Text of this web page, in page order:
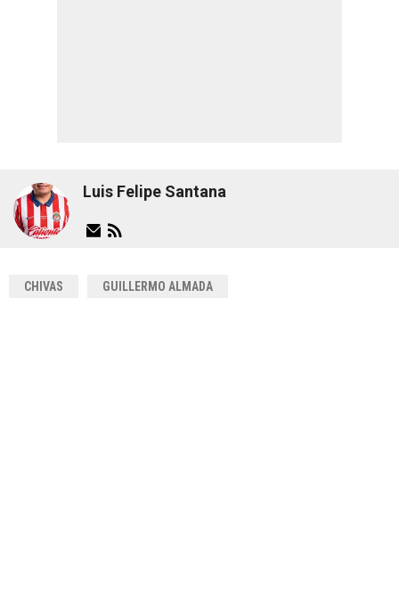
Luis Felipe Santana
CHIVAS GUILLERMO ALMADA